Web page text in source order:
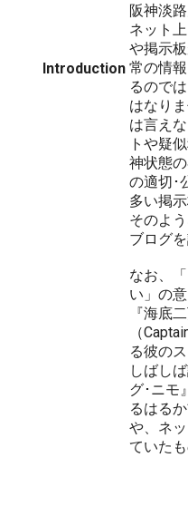
Introduction
阪神淡
ネット
や掲示
常の情
るので
はなり
は言え
トや疑
神状態
の適切･
多い掲
そのよ
ブログ
なお、
い」の
『海底
（
る彼の
しばし
グ･ニモ
るはる
や、ネ
ていたも